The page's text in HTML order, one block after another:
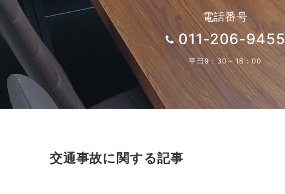
電話番号
011-206-9455
平日9：30～18：00
交通事故に関する記事